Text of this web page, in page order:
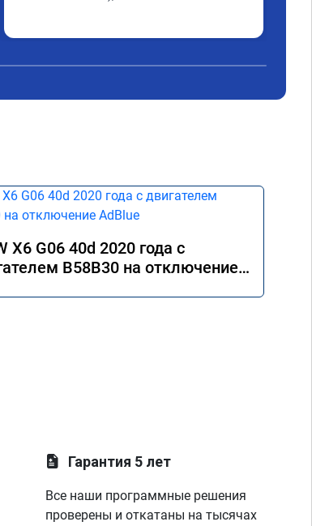
X6 G06 40d 2020 года с
B58B30 на отключение
Гарантия 5 лет
Все наши программные решения
проверены и откатаны на тысячах